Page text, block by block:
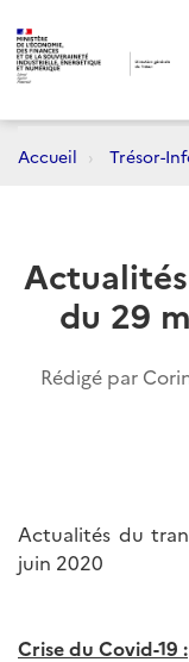
Accueil Trésor-
du 29
Rédigé par
Actualités du
juin 2020
Crise du Covid-19 :